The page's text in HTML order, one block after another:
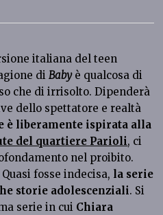
italiana del teen
diBabyè qualcosa di
che di irrisolto. Dipenderà
dello spettatore e realtà
è liberamente ispirata alla
del quartiere Parioli, ci
nel proibito.
fosse indecisa, la serie
storie adolescenziali. Si
serie in cui Chiara